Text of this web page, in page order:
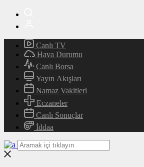
Canlı TV
Hava Durumu
Canlı Borsa
Yayın Akışları
Namaz Vakitleri
Eczaneler
Canlı Sonuçlar
İddaa